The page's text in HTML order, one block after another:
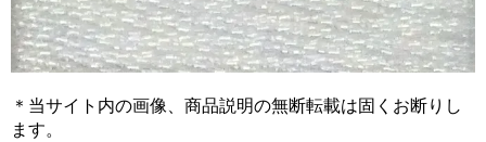
＊当サイト内の画像、商品説明の無断転載は固くお断りし
ます。